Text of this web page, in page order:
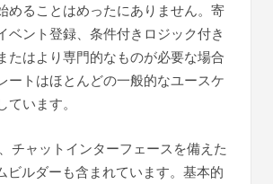
めることはめったにありません。寄
ベント登録、条件付きロジック付き
たはより専門的なものが必要な場合
ートはほとんどの一般的なユースケ
います。
チャットインターフェースを備えた
ビルダーも含まれています。基本的